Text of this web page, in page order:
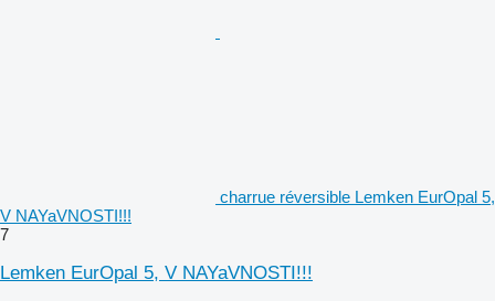
charrue réversible Lemken EurOpal 5,
V NAYaVNOSTI!!!
7
Lemken EurOpal 5, V NAYaVNOSTI!!!